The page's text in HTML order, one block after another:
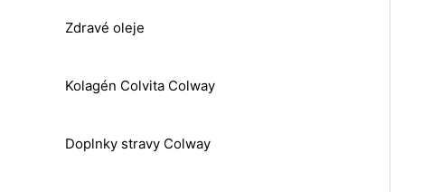
Zdravé oleje
Kolagén Colvita Colway
Doplnky stravy Colway